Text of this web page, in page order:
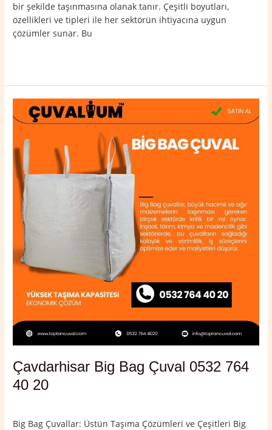
bir şekilde taşınmasına olanak tanır. Çeşitli boyutları,
özellikleri ve tipleri ile her sektörün ihtiyacına uygun
çözümler sunar. Bu
Çavdarhisar Big Bag Çuval 0532 764
40 20
Big Bag Çuvallar: Üstün Taşıma Çözümleri ve Çeşitleri Big
Çavdarhisar
Big
Çuval
0532
764
40
20